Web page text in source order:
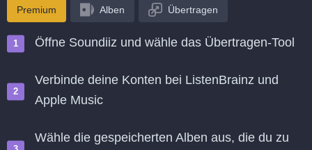
Premium Alben Übertragen
Öffne Soundiiz und wähle das Übertragen-Tool
Verbinde deine Konten bei ListenBrainz und
Apple Music
Wähle die gespeicherten Alben aus, die du zu